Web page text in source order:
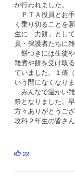
が行われました。
ＰＴＡ役員とお
く乗り切ることを
生に「力餅」とし
員・保護者たちに
餅つきには生徒
雑煮や餅を受け取
ていました。１俵
いう間になくなりま
みんなで温かい
祭となりました。
方々ありがとうご
攻科２年生の皆さ
22